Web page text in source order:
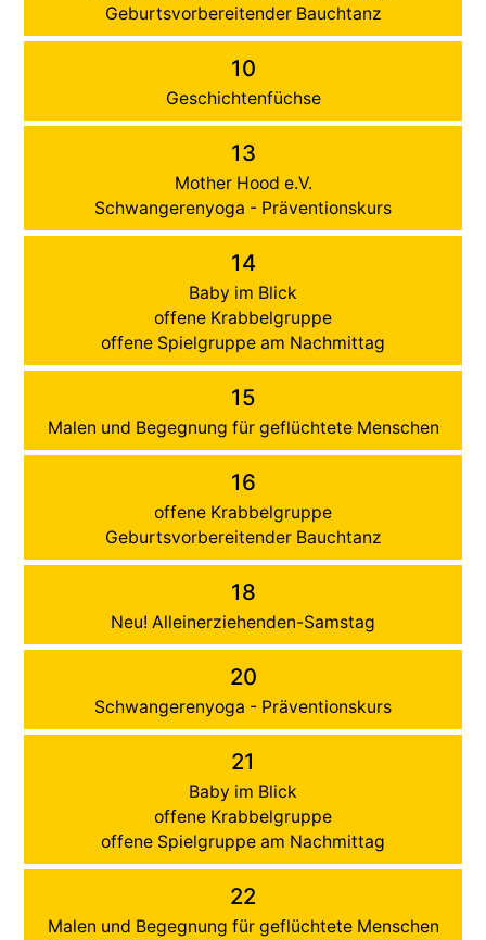
Geburtsvorbereitender Bauchtanz
10
Geschichtenfüchse
13
Mother Hood e.V.
Schwangerenyoga - Präventionskurs
14
Baby im Blick
offene Krabbelgruppe
offene Spielgruppe am Nachmittag
15
Malen und Begegnung für geflüchtete Menschen
16
offene Krabbelgruppe
Geburtsvorbereitender Bauchtanz
18
Neu! Alleinerziehenden-Samstag
20
Schwangerenyoga - Präventionskurs
21
Baby im Blick
offene Krabbelgruppe
offene Spielgruppe am Nachmittag
22
Malen und Begegnung für geflüchtete Menschen